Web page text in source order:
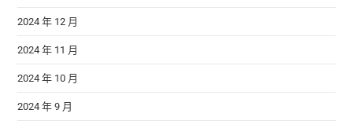
2024 年 12 月
2024 年 11 月
2024 年 10 月
2024 年 9 月